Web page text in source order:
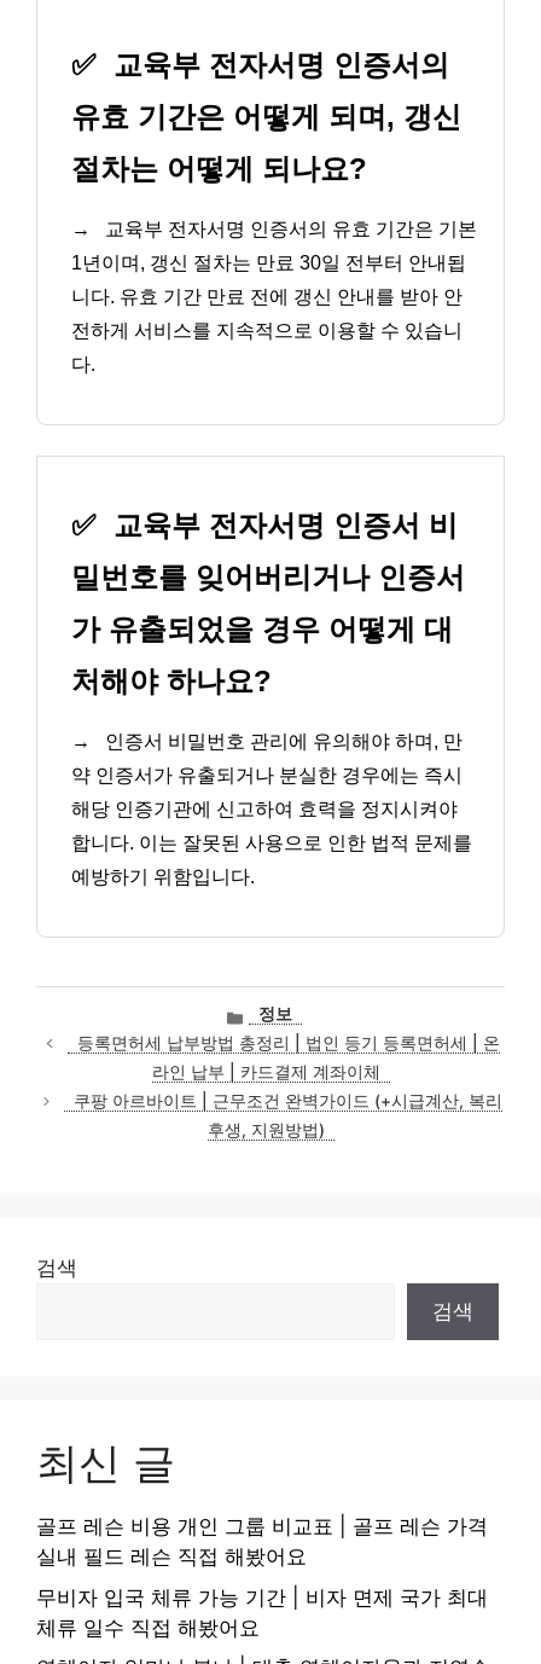
✅ 교육부 전자서명 인증서의
유효 기간은 어떻게 되며, 갱신
절차는 어떻게 되나요?
→
교육부 전자서명 인증서의 유효 기간은 기본
1년이며, 갱신 절차는 만료 30일 전부터 안내됩
니다. 유효 기간 만료 전에 갱신 안내를 받아 안
전하게 서비스를 지속적으로 이용할 수 있습니
다.
✅ 교육부 전자서명 인증서 비
밀번호를 잊어버리거나 인증서
가 유출되었을 경우 어떻게 대
처해야 하나요?
→
인증서 비밀번호 관리에 유의해야 하며, 만
약 인증서가 유출되거나 분실한 경우에는 즉시
해당 인증기관에 신고하여 효력을 정지시켜야
합니다. 이는 잘못된 사용으로 인한 법적 문제를
예방하기 위함입니다.
카
테
고
리
정보
등록면허세 납부방법 총정리 | 법인 등기 등록면허세 | 온
라인 납부 | 카드결제 계좌이체
쿠팡 아르바이트 | 근무조건 완벽가이드 (+시급계산, 복리
후생, 지원방법)
검색
검색
최신 글
골프 레슨 비용 개인 그룹 비교표 | 골프 레슨 가격
실내 필드 레슨 직접 해봤어요
무비자 입국 체류 가능 기간 | 비자 면제 국가 최대
체류 일수 직접 해봤어요